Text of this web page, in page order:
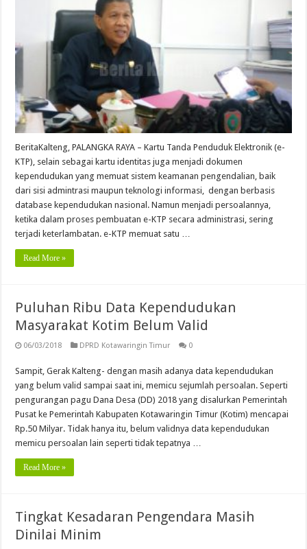
BeritaKalteng, PALANGKA RAYA – Kartu Tanda Penduduk Elektronik (e-
KTP), selain sebagai kartu identitas juga menjadi dokumen
kependudukan yang memuat sistem keamanan pengendalian, baik
dari sisi admintrasi maupun teknologi informasi, dengan berbasis
database kependudukan nasional. Namun menjadi persoalannya,
ketika dalam proses pembuatan e-KTP secara administrasi, sering
terjadi keterlambatan. e-KTP memuat satu …
Read More »
Puluhan Ribu Data Kependudukan
Masyarakat Kotim Belum Valid
06/03/2018 DPRD Kotawaringin Timur 0
Sampit, Gerak Kalteng- dengan masih adanya data kependudukan
yang belum valid sampai saat ini, memicu sejumlah persoalan. Seperti
pengurangan pagu Dana Desa (DD) 2018 yang disalurkan Pemerintah
Pusat ke Pemerintah Kabupaten Kotawaringin Timur (Kotim) mencapai
Rp.50 Milyar. Tidak hanya itu, belum validnya data kependudukan
memicu persoalan lain seperti tidak tepatnya …
Read More »
Tingkat Kesadaran Pengendara Masih
Dinilai Minim